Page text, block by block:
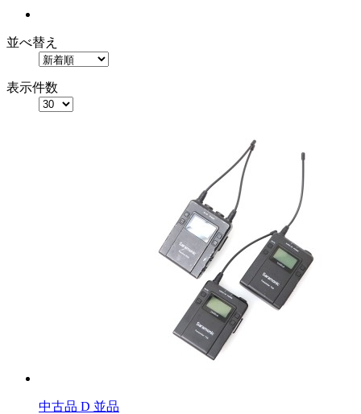
並べ替え
表示件数
中古品 D 並品